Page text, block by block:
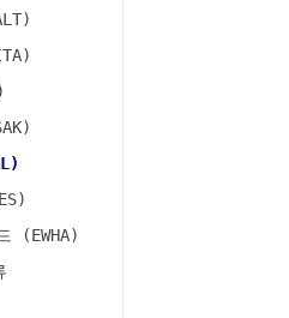
(EWHA)